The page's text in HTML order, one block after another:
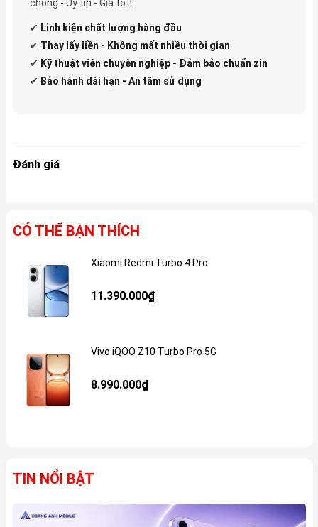
chóng - Uy tín - Giá tốt!
✔ Linh kiện chất lượng hàng đầu
✔ Thay lấy liền - Không mất nhiều thời gian
✔ Kỹ thuật viên chuyên nghiệp - Đảm bảo chuẩn zin
✔ Bảo hành dài hạn - An tâm sử dụng
Đánh giá
CÓ THỂ BẠN THÍCH
Xiaomi Redmi Turbo 4 Pro
11.390.000₫
Vivo iQOO Z10 Turbo Pro 5G
8.990.000₫
TIN NỔI BẬT